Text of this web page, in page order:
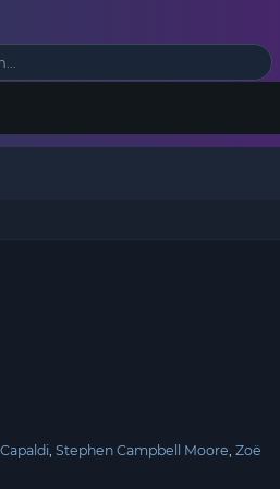
Stephen Campbell Moore Zoë